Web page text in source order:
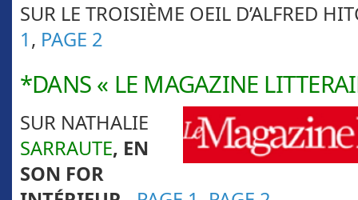
SUR LE TROISIÈME OEIL D’ALFRED
1, PAGE 2
*DANS « LE MAGAZINE
SUR NATHALIE
SARRAUTE, EN
SON FOR